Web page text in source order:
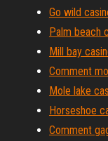
Go wild
Palm beach
Mill bay
Comment
Mole lake
Horseshoe
Comment